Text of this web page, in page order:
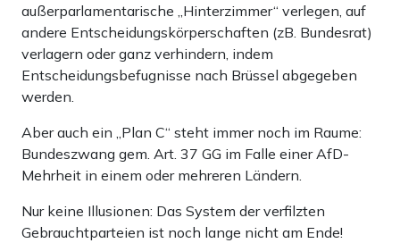
außerparlamentarische „Hinterzimmer“ verlegen, auf
andere Entscheidungskörperschaften (zB. Bundesrat)
verlagern oder ganz verhindern, indem
Entscheidungsbefugnisse nach Brüssel abgegeben
werden.
Aber auch ein „Plan C“ steht immer noch im Raume:
Bundeszwang gem. Art. 37 GG im Falle einer AfD-
Mehrheit in einem oder mehreren Ländern.
Nur keine Illusionen: Das System der verfilzten
Gebrauchtparteien ist noch lange nicht am Ende!